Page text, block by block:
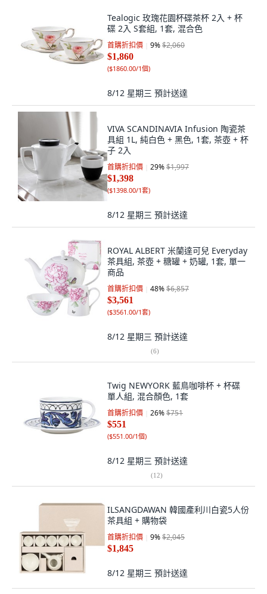
Tealogic 玫瑰花園杯碟茶杯 2入 + 杯
碟 2入 S套組, 1套, 混合色
首購折扣價 9%$2,060
$1,860
($1860.00/1個)
8/12 星期三 預計送達
VIVA SCANDINAVIA Infusion 陶瓷茶
具組 1L, 純白色 + 黑色, 1套, 茶壺 + 杯
子 2入
首購折扣價 29%$1,997
$1,398
($1398.00/1套)
8/12 星期三 預計送達
ROYAL ALBERT 米蘭達可兒 Everyday
茶具組, 茶壺 + 糖罐 + 奶罐, 1套, 單一
商品
首購折扣價 48%$6,857
$3,561
($3561.00/1套)
8/12 星期三 預計送達
(6)
Twig NEWYORK 藍鳥咖啡杯 + 杯碟
單人組, 混合顏色, 1套
首購折扣價 26%$751
$551
($551.00/1個)
8/12 星期三 預計送達
(12)
ILSANGDAWAN 韓國產利川白瓷5人份
茶具組 + 購物袋
首購折扣價 9%$2,045
$1,845
8/12 星期三 預計送達